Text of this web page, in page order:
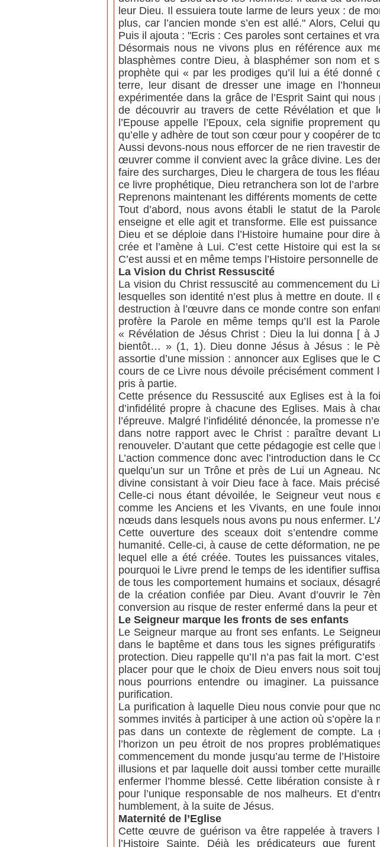
leur Dieu. Il essuiera toute larme de leurs yeux : de
plus, car l’ancien monde s’en est allé." Alors, Celui
Puis il ajouta : "Ecris : Ces paroles sont certaines et
Désormais nous ne vivons plus en référence aux
blasphèmes contre Dieu, à blasphémer son nom
prophète qui « par les prodiges qu’il lui a été
terre, leur disant de dresser une image en
expérimentée dans la grâce de l’Esprit Saint qui
de découvrir au travers de cette Révélation et que
l’Epouse appelle l’Epoux, cela signifie proprement
qu’elle y adhère de tout son cœur pour y coopérer de
Aussi devons-nous nous efforcer de ne rien travestir
œuvrer comme il convient avec la grâce divine. Les
faire des surcharges, Dieu le chargera de tous les
ce livre prophétique, Dieu retranchera son lot de
Reprenons maintenant les différents moments de
Tout d’abord, nous avons établi le statut de la
enseigne et elle agit et transforme. Elle est
Dieu et se déploie dans l’Histoire humaine pour dire
crée et l’amène à Lui. C’est cette Histoire qui est la
C’est aussi et en même temps l’Histoire personnelle
La Vision du Christ Ressuscité
La vision du Christ ressuscité au commencement du
lesquelles son identité n’est plus à mettre en doute.
destruction à l’œuvre dans ce monde contre son
profère la Parole en même temps qu’Il est la
« Révélation de Jésus Christ : Dieu la lui donna [ à
bientôt… » (1, 1). Dieu donne Jésus à Jésus : le
assortie d’une mission : annoncer aux Eglises que le
cours de ce Livre nous dévoile précisément
pris à partie.
Cette présence du Ressuscité aux Eglises est à la
d’infidélité propre à chacune des Eglises. Mais à
l’épreuve. Malgré l’infidélité dénoncée, la promesse
dans notre rapport avec le Christ : paraître devant
renouveler. D’autant que cette pédagogie est celle
L’action commence donc avec l’introduction dans
quelqu’un sur un Trône et près de Lui un Agneau.
divine consistant à voir Dieu face à face. Mais
Celle-ci nous étant dévoilée, le Seigneur veut
comme les Anciens et les Vivants, en une foule
nœuds dans lesquels nous avons pu nous enfermer.
Cette ouverture des sceaux doit s’entendre
humanité. Celle-ci, à cause de cette déformation, ne
lequel elle a été créée. Toutes les puissances
pourquoi le Livre prend le temps de les identifier
de tous les comportement humains et sociaux,
de la création confiée par Dieu. Avant d’ouvrir le
conversion au risque de rester enfermé dans la peur et
Le Seigneur marque les fronts de ses enfants
Le Seigneur marque au front ses enfants. Le
dans le baptême et dans tous les signes
protection. Dieu rappelle qu’Il n’a pas fait la mort.
placer pour que le choix de Dieu envers nous soit
nous pourrions entendre ou imaginer. La
purification.
La purification à laquelle Dieu nous convie pour que
sommes invités à participer à une action où s’opère
pas dans un contexte de règlement de compte.
l’horizon un peu étroit de nos propres
commencement du monde jusqu’au terme de
illusions et par laquelle doit aussi tomber cette
enfermer l’homme blessé. Cette libération consiste
pour l’unique responsable de nos malheurs. Et
humblement, à la suite de Jésus.
Maternité de l’Eglise
Cette œuvre de guérison va être rappelée à travers
l’Histoire Sainte. Déjà les prédicateurs que